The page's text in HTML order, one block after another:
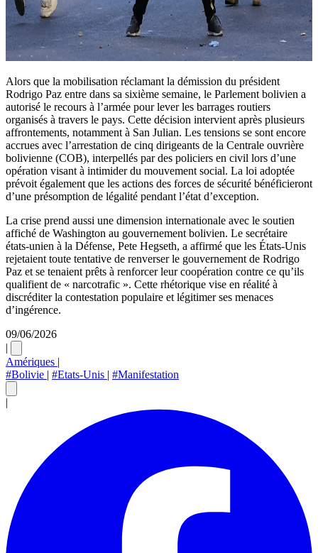
Alors que la mobilisation réclamant la démission du président
Rodrigo Paz entre dans sa sixième semaine, le Parlement bolivien a
autorisé le recours à l’armée pour lever les barrages routiers
organisés à travers le pays. Cette décision intervient après plusieurs
affrontements, notamment à San Julian. Les tensions se sont encore
accrues avec l’arrestation de cinq dirigeants de la Centrale ouvrière
bolivienne (COB), interpellés par des policiers en civil lors d’une
opération visant à intimider du mouvement social. La loi adoptée
prévoit également que les actions des forces de sécurité bénéficieront
d’une présomption de légalité pendant l’état d’exception.
La crise prend aussi une dimension internationale avec le soutien
affiché de Washington au gouvernement bolivien. Le secrétaire
états-unien à la Défense, Pete Hegseth, a affirmé que les États-Unis
rejetaient toute tentative de renverser le gouvernement de Rodrigo
Paz et se tenaient prêts à renforcer leur coopération contre ce qu’ils
qualifient de « narcotrafic ». Cette rhétorique vise en réalité à
discréditer la contestation populaire et légitimer ses menaces
d’ingérence.
09/06/2026
|
Amériques |
#Bolivie | #Etats-Unis | #Manifestation
|